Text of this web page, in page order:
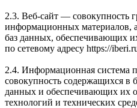
2.3. Веб-сайт — совокупность
информационных материалов,
баз данных, обеспечивающих
по сетевому адресу https://
2.4. Информационная система
совокупность содержащихся в
данных и обеспечивающих их
технологий и технических